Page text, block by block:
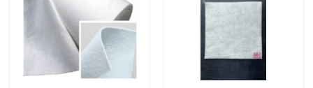
HDPE 지오셀
지오패브릭 모래 주머니